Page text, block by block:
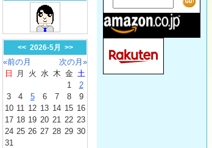
<< 2026-5月 >>
«前の月
次の月»
日
月 火 水 木 金 土
1
2
3
4 5 6 7 8
9
10 11 12 13 14 15 16
17 18 19 20 21 22 23
24 25 26 27 28 29 30
31